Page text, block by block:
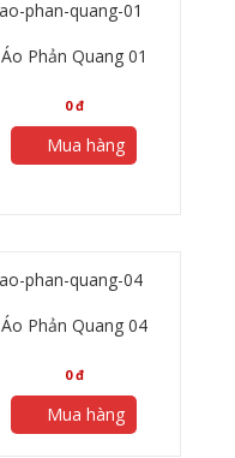
Áo Phản Quang 01
0đ
Mua hàng
Áo Phản Quang 04
0đ
Mua hàng